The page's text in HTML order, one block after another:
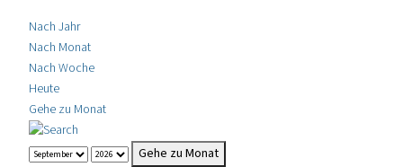
Nach Jahr
Nach Monat
Nach Woche
Heute
Gehe zu Monat
Gehe zu Monat